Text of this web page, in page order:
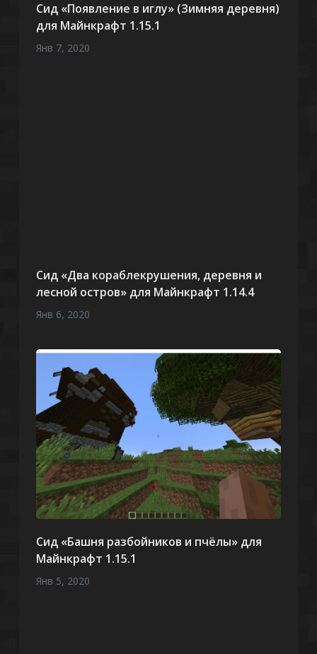
Сид «Появление в иглу» (Зимняя деревня)
для Майнкрафт 1.15.1
Янв 7, 2020
Сид «Два кораблекрушения, деревня и
лесной остров» для Майнкрафт 1.14.4
Янв 6, 2020
Сид «Башня разбойников и пчёлы» для
Майнкрафт 1.15.1
Янв 5, 2020